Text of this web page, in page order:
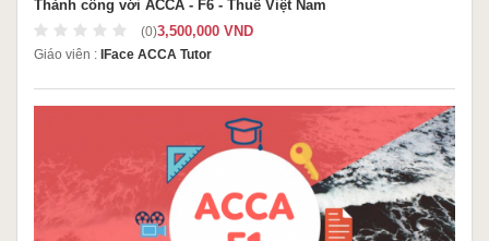
Thành công với ACCA - F6 - Thuế Việt Nam
(0)3,500,000 VND
Giáo viên : IFace ACCA Tutor